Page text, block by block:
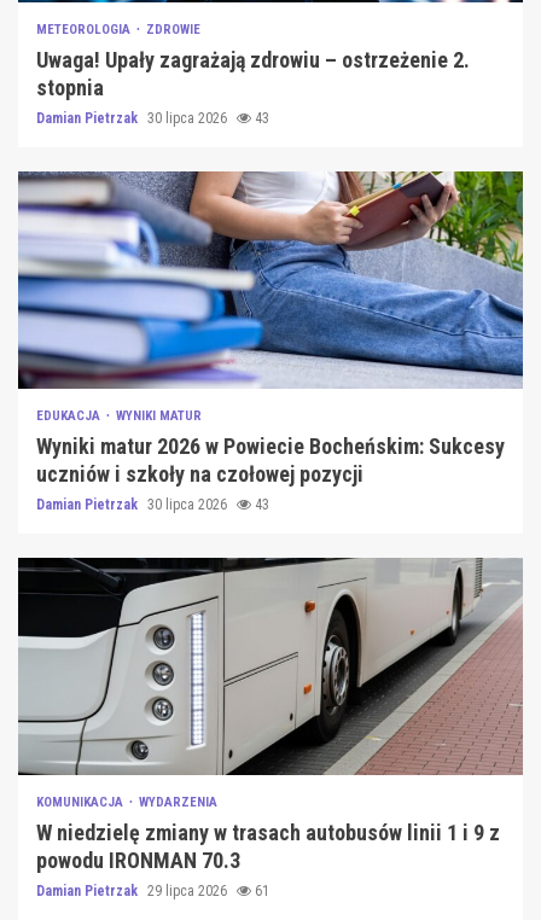
METEOROLOGIA ZDROWIE
Uwaga! Upały zagrażają zdrowiu – ostrzeżenie 2.
stopnia
Damian Pietrzak 30 lipca 2026 43
EDUKACJA WYNIKI MATUR
Wyniki matur 2026 w Powiecie Bocheńskim: Sukcesy
uczniów i szkoły na czołowej pozycji
Damian Pietrzak 30 lipca 2026 43
KOMUNIKACJA WYDARZENIA
W niedzielę zmiany w trasach autobusów linii 1 i 9 z
powodu IRONMAN 70.3
Damian Pietrzak 29 lipca 2026 61